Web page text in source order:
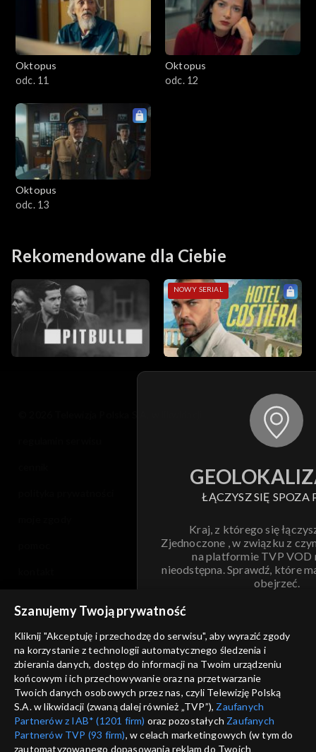
Oktopus
odc. 11
Oktopus
odc. 12
Oktopus
odc. 13
Rekomendowane dla Ciebie
NOWY SERIAL
ŁĄCZYSZ SIĘ SPOZA
Kraj, z którego się
Zjednoczone , w związku z
na platformie TVP VOD
nieodstępna. Sprawdź, które
obejrzeć.
ANULUJ
informacje o dostawcy usług
Szanujemy Twoją prywatność
Kliknij "Akceptuję i przechodzę do serwisu", aby wyrazić zgody
na korzystanie z technologii automatycznego śledzenia i
zbierania danych, dostęp do informacji na Twoim urządzeniu
końcowym i ich przechowywanie oraz na przetwarzanie
Twoich danych osobowych przez nas, czyli Telewizję Polską
S.A. w likwidacji (zwaną dalej również „TVP”), Zaufanych
Partnerów z IAB* (1201 firm) oraz pozostałych Zaufanych
Partnerów TVP (93 firm), w celach marketingowych (w tym do
zautomatyzowanego dopasowania reklam do Twoich